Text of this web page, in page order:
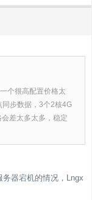
个很高配置价格太
步数据，3个2核4G
差太多太多，稳定
器宕机的情况，Lngx